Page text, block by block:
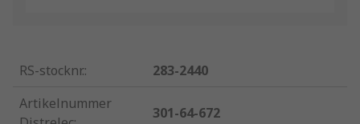
RS-stocknr.:
283-2440
Artikelnummer
301-64-672